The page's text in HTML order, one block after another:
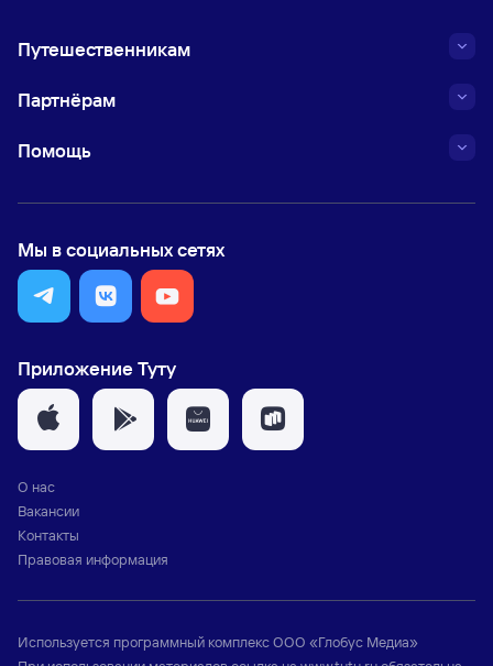
Путешественникам
Партнёрам
Помощь
Мы в социальных сетях
Приложение Туту
О нас
Вакансии
Контакты
Правовая информация
Используется программный комплексООО «Глобус Медиа»